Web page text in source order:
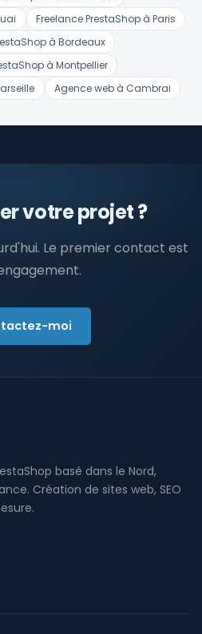
Freelance PrestaShop à Paris
à Bordeaux
à Montpellier
Agence web à Cambrai
votre projet ?
Le premier contact est
moi
basé dans le Nord,
Création de sites web, SEO